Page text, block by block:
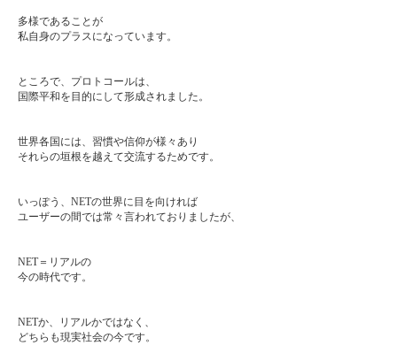
多様であることが
私自身のプラスになっています。
ところで、プロトコールは、
国際平和を目的にして形成されました。
世界各国には、習慣や信仰が様々あり
それらの垣根を越えて交流するためです。
いっぽう、NETの世界に目を向ければ
ユーザーの間では常々言われておりましたが、
NET＝リアルの
今の時代です。
NETか、リアルかではなく、
どちらも現実社会の今です。